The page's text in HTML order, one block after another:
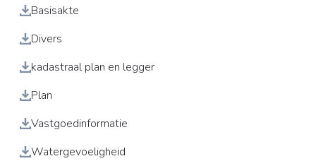
Basisakte
Divers
kadastraal plan en legger
Plan
Vastgoedinformatie
Watergevoeligheid